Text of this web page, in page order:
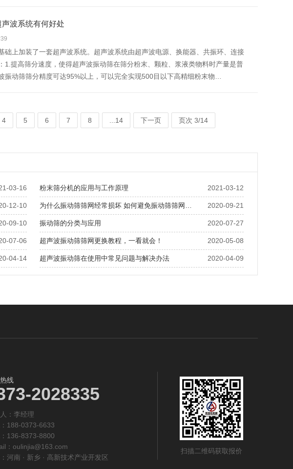
波系统有何好处
础上加装了一套超声波系统。超声波系统由超声波电源、换能器、共振环、连接
1.提高筛分速度，使得超声波振动筛在筛分粉末、颗粒、浆液类物料时产量是普
振动筛筛分精度可达95%以上，可以完全实现500目以下高精细粉末物…
4 5 6 7 8 ...14 下一页 页次 3/14
03-16 2021-03-12
粉末筛分机的应用与工作原理
12-10 2020-09-21
为什么振动筛筛网经常损坏 如何避免振动筛筛网…
09-10 2020-07-27
振动筛的分类与应用
07-06 2020-05-08
超声波振动筛筛网更换教程，一看就会！
04-14 2020-04-09
超声波振动筛在使用中常见问题与解决办法
扫描二维码获取报价
线
2028335
：李经理‬
188-0373-6633
136-8373-8800
：oulinjia@163.com
河南 · 新乡 · 高新技术产业开发区